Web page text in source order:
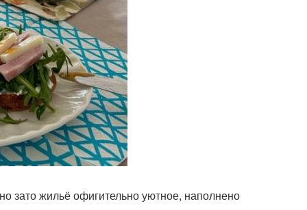
зато жильё офигительно уютное, наполнено